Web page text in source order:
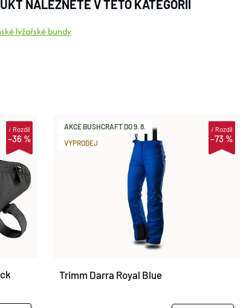
NALEZNETE V TÉTO KATEGORII
lyžařské bundy
–36 %
iRozdíl
AKCE BUSHCRAFT DO 9. 8.
VÝPRODEJ
–73 %
iRozdíl
Trimm Darra Royal Blue